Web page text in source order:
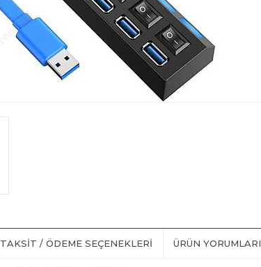
TAKSIT / ÖDEME SEÇENEKLERI ÜRÜN YORUMLARI